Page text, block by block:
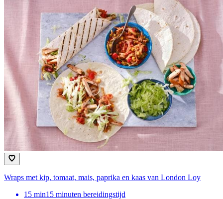
Wraps met kip, tomaat, mais, paprika en kaas van London Loy
15 min15 minuten bereidingstijd